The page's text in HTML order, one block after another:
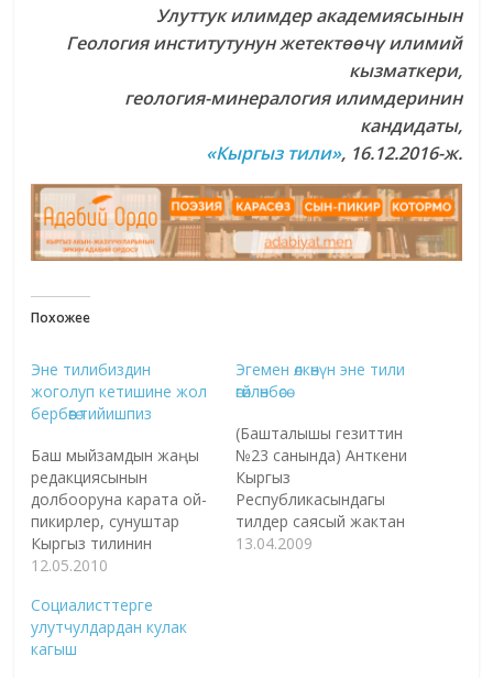
Улуттук илимдер академиясынын
Геология институтунун жетектөөчү илимий
кызматкери,
геология-минералогия илимдеринин
кандидаты,
«Кыргыз тили», 16.12.2016-ж.
Похожее
Эне тилибиздин
жоголуп кетишине жол
бербөөгө тийишпиз
Баш мыйзамдын жаңы
редакциясынын
долбооруна карата ой-
пикирлер, сунуштар
Кыргыз тилинин
мамлекеттик тил
толук кандуу
аткарылышына
багытталган иштерде
12.05.2010
Эгемен өлкөнүн эне тили
өгөйлөнбөсө
(Башталышы гезиттин
№23 санында) Анткени
Кыргыз
Республикасындагы
тилдер саясый жактан
бирдей экендигине
13.04.2009
Социалисттерге
улутчулдардан кулак
кагыш